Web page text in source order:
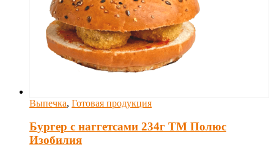
Выпечка, Готовая продукция
Бургер с наггетсами 234г ТМ Полюс
Изобилия